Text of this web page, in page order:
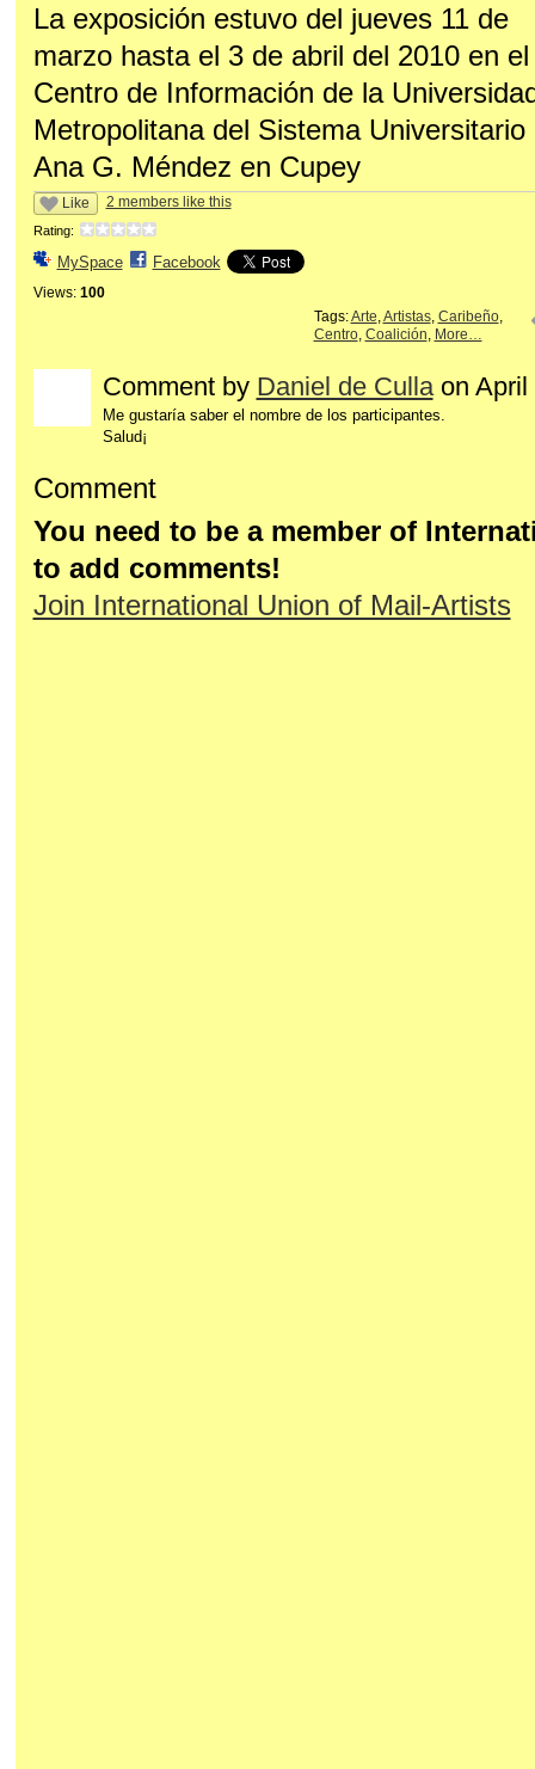
La exposición estuvo del jueves 11 de
marzo hasta el 3 de abril del 2010 en el
Centro de Información de la
Metropolitana del Sistema Universitario
Ana G. Méndez en Cupey
Like 2 members like this
Rating:
MySpace Facebook
Views: 100
Tags:Arte,Artistas, Caribeño,
Centro, Coalición, More…
Comment by Daniel de Cullaon April
Me gustaría saber el nombre de los participantes.
Salud¡
Comment
You need to be a member of
to add comments!
Join International Union of Mail-Artists